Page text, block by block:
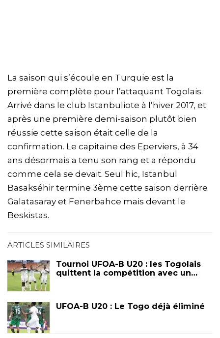
La saison qui s’écoule en Turquie est la
première complète pour l’attaquant Togolais.
Arrivé dans le club Istanbuliote à l’hiver 2017, et
après une première demi-saison plutôt bien
réussie cette saison était celle de la
confirmation. Le capitaine des Eperviers, à 34
ans désormais a tenu son rang et a répondu
comme cela se devait. Seul hic, Istanbul
Basakséhir termine 3ème cette saison derrière
Galatasaray et Fenerbahce mais devant le
Beskistas.
ARTICLES SIMILAIRES
Tournoi UFOA-B U20 : les Togolais
quittent la compétition avec un…
UFOA-B U20 : Le Togo déjà éliminé